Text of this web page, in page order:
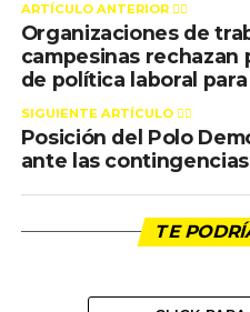
ARTÍCULO ANTERIOR 👉🏻
Organizaciones de
campesinas
de política laboral
SIGUIENTE ARTÍCULO 👈🏻
Posición del Polo
ante las
TE